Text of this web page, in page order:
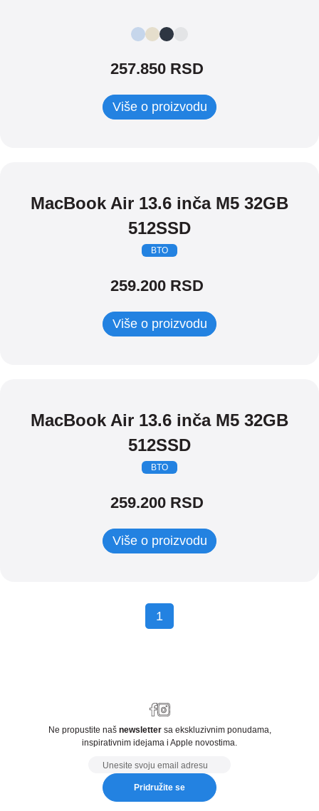
257.850 RSD
Više o proizvodu
MacBook Air 13.6 inča M5 32GB
512SSD
BTO
259.200 RSD
Više o proizvodu
MacBook Air 13.6 inča M5 32GB
512SSD
BTO
259.200 RSD
Više o proizvodu
1
Ne propustite naš newslettersa ekskluzivnim ponudama,
inspirativnim idejama i Apple novostima.
Pridružite se